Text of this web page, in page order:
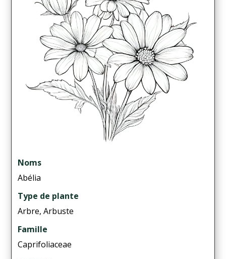
Noms
Abélia
Type de plante
Arbre, Arbuste
Famille
Caprifoliaceae